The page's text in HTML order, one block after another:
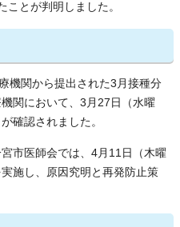
ことが判明しました。
機関から提出された3月接種分
関において、3月27日（水曜
確認されました。
市医師会では、4月11日（木曜
施し、原因究明と再発防止策